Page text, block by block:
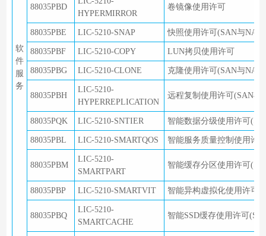
软
件
服
务
88035PBD
HYPERMIRROR
卷镜像使用许可
88035PBE LIC-5210-SNAP 快照使用许可(SAN与NAS
88035PBF LIC-5210-COPY LUN拷贝使用许可
88035PBG LIC-5210-CLONE 克隆使用许可(SAN与NAS
88035PBH
LIC-5210-
HYPERREPLICATION
远程复制使用许可(SAN与
88035PQK LIC-5210-SNTIER 智能数据分级使用许可
88035PBL LIC-5210-SMARTQOS 智能服务质量控制使用许
88035PBM
LIC-5210-
SMARTPART
智能缓存分区使用许可
88035PBP LIC-5210-SMARTVIT 智能异构虚拟化使用许可
88035PBQ
LIC-5210-
SMARTCACHE
智能SSD缓存使用许可